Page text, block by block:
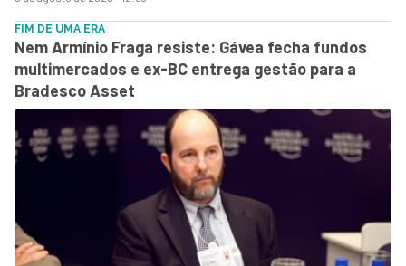
FIM DE UMA ERA
Nem Armínio Fraga resiste: Gávea fecha fundos
multimercados e ex-BC entrega gestão para a
Bradesco Asset